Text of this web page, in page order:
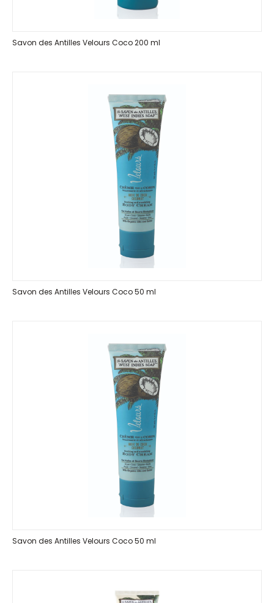
Savon des Antilles Velours Coco 200 ml
Savon des Antilles Velours Coco 50 ml
Savon des Antilles Velours Coco 50 ml